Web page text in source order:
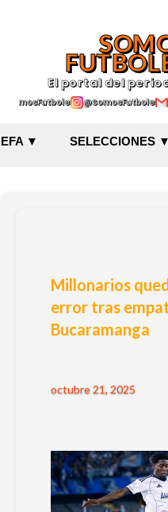
El portal del
@SomosFutboleros
▼ SELECCIONES ▼
Millonarios
error tras
Bucaramanga
octubre 21, 2025